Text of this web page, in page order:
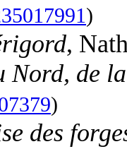
)
,
Nord, de
)
des